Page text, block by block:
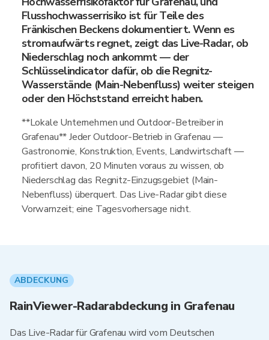
Flusshochwasserrisiko ist für Teile des
Fränkischen Beckens dokumentiert. Wenn es
stromaufwärts regnet, zeigt das Live-Radar, ob
Niederschlag noch ankommt — der
Schlüsselindicator dafür, ob die Regnitz-
Wasserstände (Main-Nebenfluss) weiter steigen
oder den Höchststand erreicht haben.
**Lokale Unternehmen und Outdoor-Betreiber in
Grafenau** Jeder Outdoor-Betrieb in Grafenau —
Gastronomie, Konstruktion, Events, Landwirtschaft —
profitiert davon, 20 Minuten voraus zu wissen, ob
Niederschlag das Regnitz-Einzugsgebiet (Main-
Nebenfluss) überquert. Das Live-Radar gibt diese
Vorwarnzeit; eine Tagesvorhersage nicht.
ABDECKUNG
RainViewer-Radarabdeckung in Grafenau
Das Live-Radar für Grafenau wird vom Deutschen